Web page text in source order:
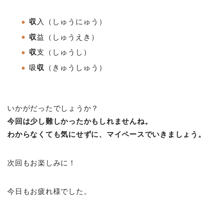
収 入（しゅうにゅう）
収益
（しゅうえき）
収支
（しゅうし）
吸 収 （きゅうしゅう）
いかがだったでしょうか？
今回は少し難しかったかもしれませんね。
わからなくても気にせずに、マイペースでいきましょう。
次回もお楽しみに！
今日もお疲れ様でした。